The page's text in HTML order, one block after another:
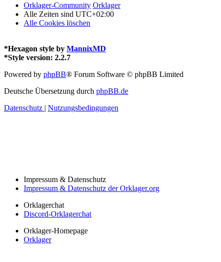
Orklager-Community Orklager
Alle Zeiten sind UTC+02:00
Alle Cookies löschen
*Hexagon style by MannixMD
*Style version: 2.2.7
Powered by phpBB® Forum Software © phpBB Limited
Deutsche Übersetzung durch phpBB.de
Datenschutz | Nutzungsbedingungen
Impressum & Datenschutz
Impressum & Datenschutz der Orklager.org
Orklagerchat
Discord-Orklagerchat
Orklager-Homepage
Orklager